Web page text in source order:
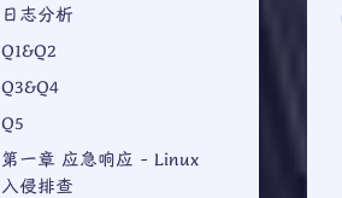
日志分析
Q1&Q2
Q3&Q4
Q5
第一章 应急响应 - Linux
入侵排查